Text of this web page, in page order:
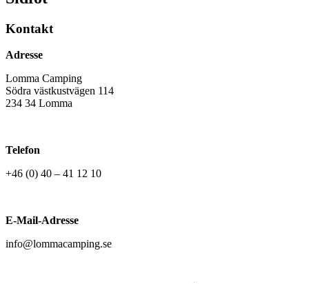
Kontakt
Adresse
Lomma Camping
Södra västkustvägen 114
234 34 Lomma
Telefon
+46 (0) 40 – 41 12 10
E-Mail-Adresse
info@lommacamping.se